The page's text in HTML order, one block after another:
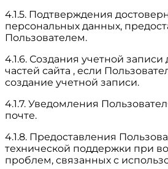
4.1.5. Подтверждения
персональных данных,
Пользователем.
4.1.6. Создания учетной
частей сайта , если
создание учетной записи.
4.1.7. Уведомления
почте.
4.1.8. Предоставления
технической поддержки при
проблем, связанных с